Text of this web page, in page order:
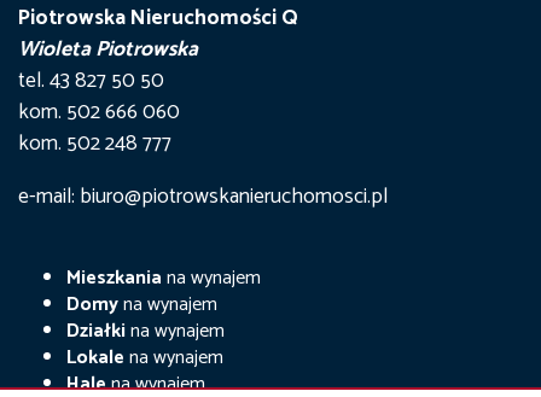
Piotrowska Nieruchomości Q
Wioleta Piotrowska
tel. 43 827 50 50
kom. 502 666 060
kom. 502 248 777
e-mail: biuro@piotrowskanieruchomosci.pl
Mieszkaniana wynajem
Domyna wynajem
Działkina wynajem
Lokalena wynajem
Halena wynajem